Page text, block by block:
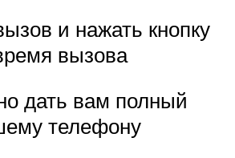
и нажать кнопку
вызова
дать вам полный
телефону